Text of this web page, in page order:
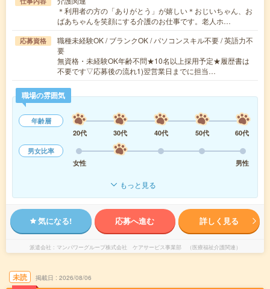
＊利用者の方の「ありがとう」が嬉しい＊おじいちゃん、お
ばあちゃんを笑顔にする介護のお仕事です。老人ホ…
応募資格
職種未経験OK / ブランクOK / パソコンスキル不要 / 英語力不
要
無資格・未経験OK年齢不問★10名以上採用予定★履歴書は
不要です▽応募後の流れ1)翌営業日までに担当…
職場の雰囲気
年齢層
20代
30代 40代 50代
60代
男女比率
女性
男性
もっと見る
気になる! 応募へ進む 詳しく見る
派遣会社 マンパワーグループ株式会社 ケアサービス事業部 （医療福祉介護関連）
未読 掲載日 2026/08/06